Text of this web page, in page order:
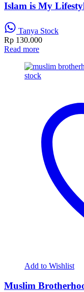
Islam is My
Tanya Stock
Rp 130.000
Read more
stock
Add to Wishlist
Muslim